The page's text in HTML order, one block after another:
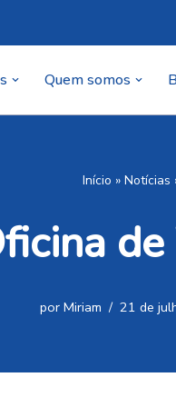
Quem somos
Início » Notícias
por Miriam 21 de